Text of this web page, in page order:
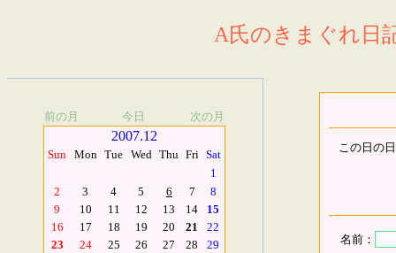
A氏のきまぐれ日
前の月 今日 次の月
2007.12
Sun Mon Tue Wed Thu Fri Sat
1
2
3 4 5 6 7
8
9
10 11 12 13 14
15
16
17 18 19 20 21
22
23
24 25 26 27 28
29
この日の
名前：